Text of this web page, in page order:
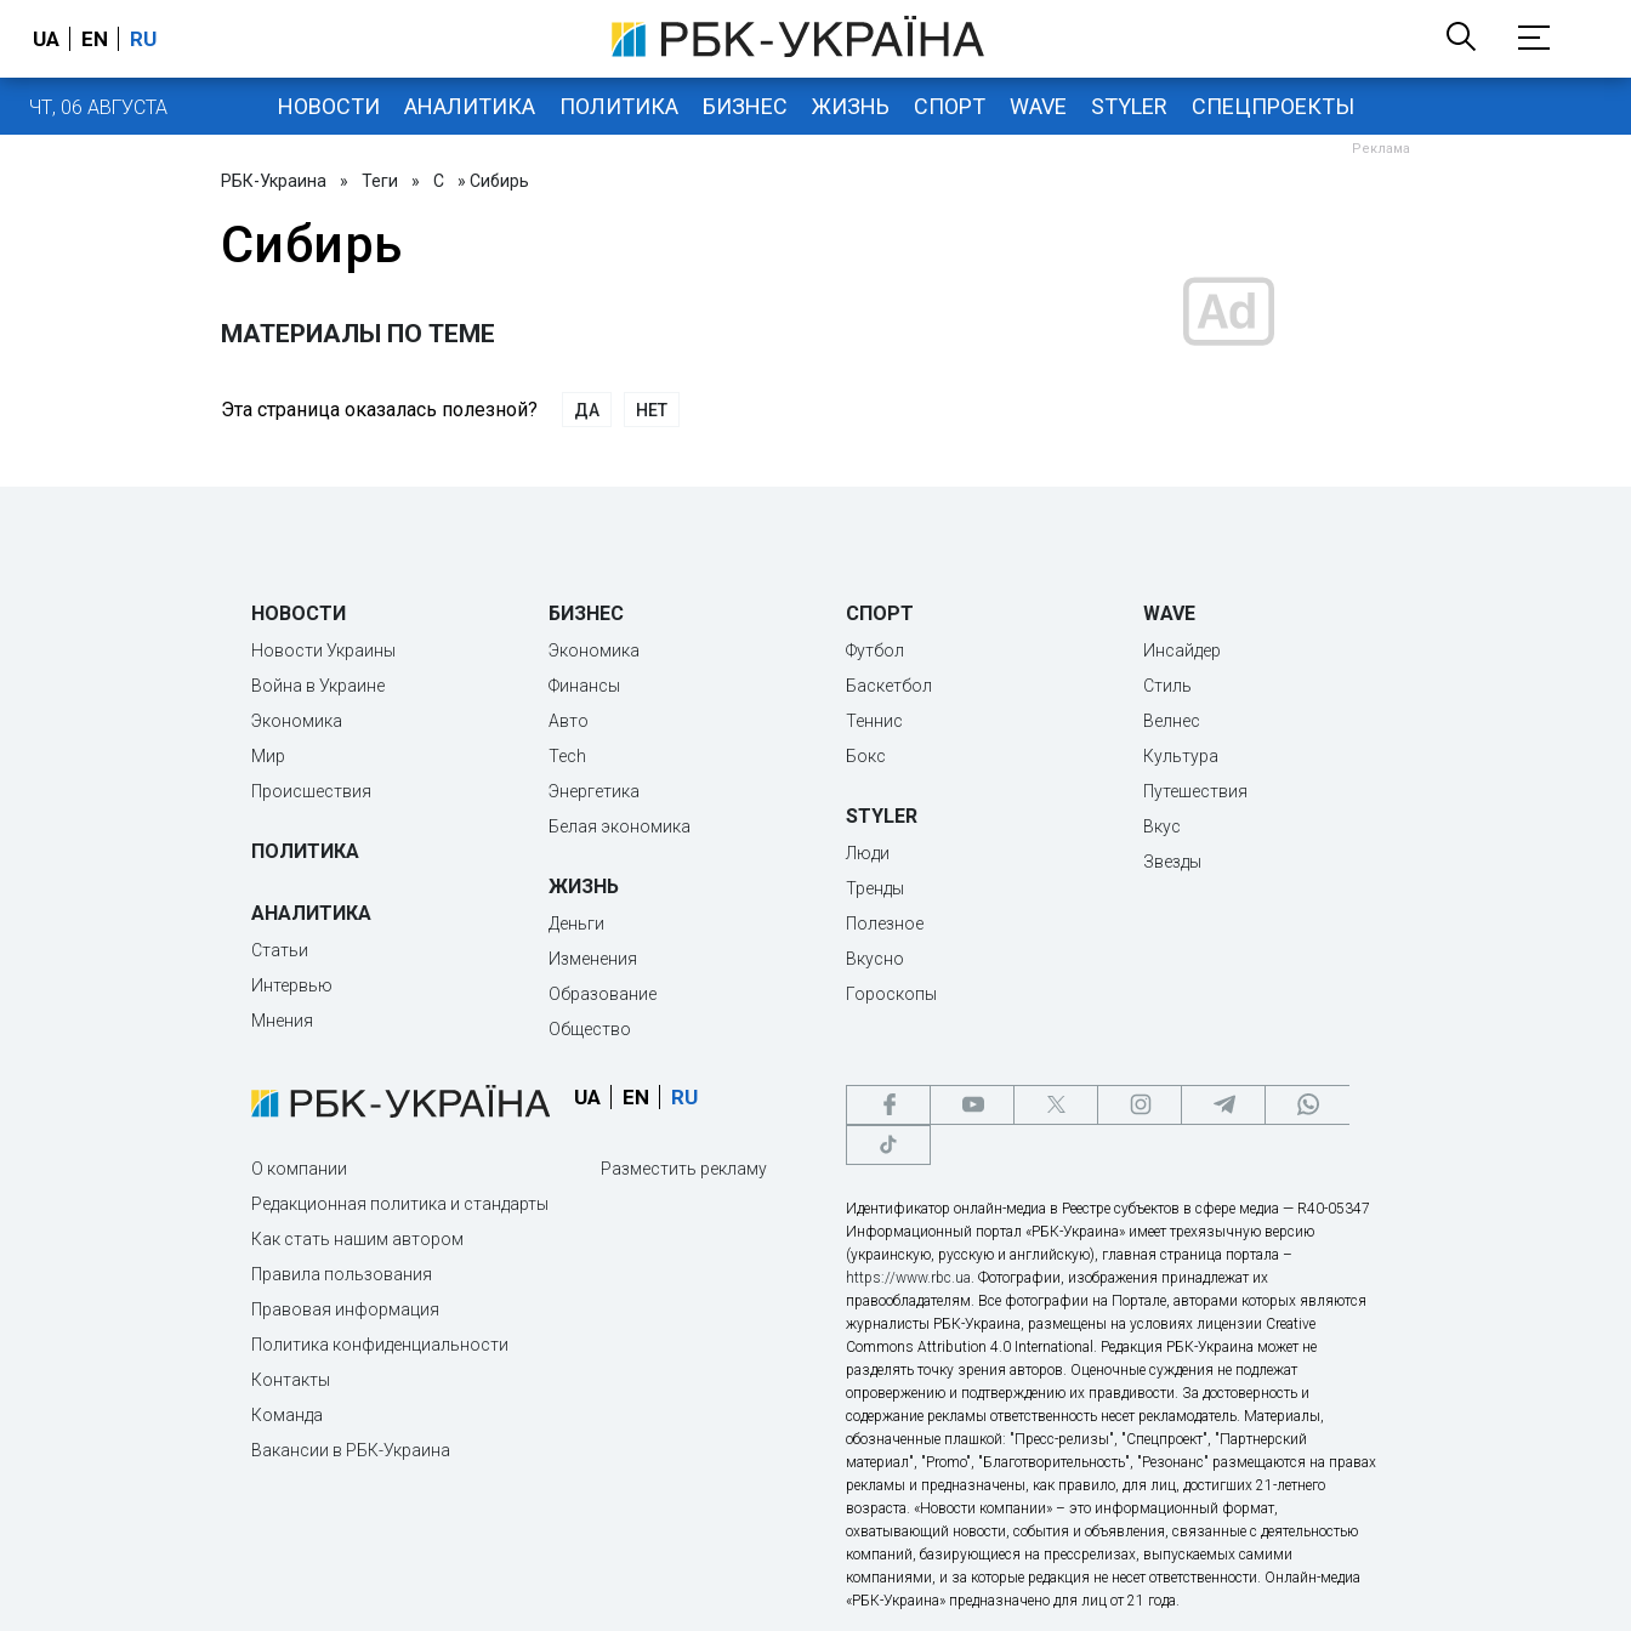
UA EN RU
ЧТ, 06 АВГУСТА НОВОСТИ АНАЛИТИКА ПОЛИТИКА БИЗНЕС ЖИЗНЬ СПОРТ WAVE STYLER СПЕЦПРОЕКТЫ
РБК-Украина » Теги » С » Сибирь
Сибирь
МАТЕРИАЛЫ ПО ТЕМЕ
Эта страница оказалась полезной? ДА НЕТ
НОВОСТИ
Новости Украины
Война в Украине
Экономика
Мир
Происшествия
ПОЛИТИКА
АНАЛИТИКА
Статьи
Интервью
Мнения
БИЗНЕС
Экономика
Финансы
Авто
Tech
Энергетика
Белая экономика
ЖИЗНЬ
Деньги
Изменения
Образование
Общество
СПОРТ
Футбол
Баскетбол
Теннис
Бокс
STYLER
Люди
Тренды
Полезное
Вкусно
Гороскопы
WAVE
Инсайдер
Стиль
Велнес
Культура
Путешествия
Вкус
Звезды
UA EN RU
О компании
Редакционная политика и стандарты
Как стать нашим автором
Правила пользования
Правовая информация
Политика конфиденциальности
Контакты
Команда
Вакансии в РБК-Украина
Разместить рекламу
Идентификатор онлайн-медиа в Реестре субъектов в сфере медиа — R40-05347
Информационный портал «РБК-Украина» имеет трехязычную версию
(украинскую, русскую и английскую), главная страница портала –
https://www.rbc.ua. Фотографии, изображения принадлежат их
правообладателям. Все фотографии на Портале, авторами которых являются
журналисты РБК-Украина, размещены на условиях лицензии Creative
Commons Attribution 4.0 International. Редакция РБК-Украина может не
разделять точку зрения авторов. Оценочные суждения не подлежат
опровержению и подтверждению их правдивости. За достоверность и
содержание рекламы ответственность несет рекламодатель. Материалы,
обозначенные плашкой: "Пресс-релизы", "Спецпроект", "Партнерский
материал", "Promo", "Благотворительность", "Резонанс" размещаются на правах
рекламы и предназначены, как правило, для лиц, достигших 21-летнего
возраста. «Новости компании» – это информационный формат,
охватывающий новости, события и объявления, связанные с деятельностью
компаний, базирующиеся на прессрелизах, выпускаемых самими
компаниями, и за которые редакция не несет ответственности. Онлайн-медиа
«РБК-Украина» предназначено для лиц от 21 года.